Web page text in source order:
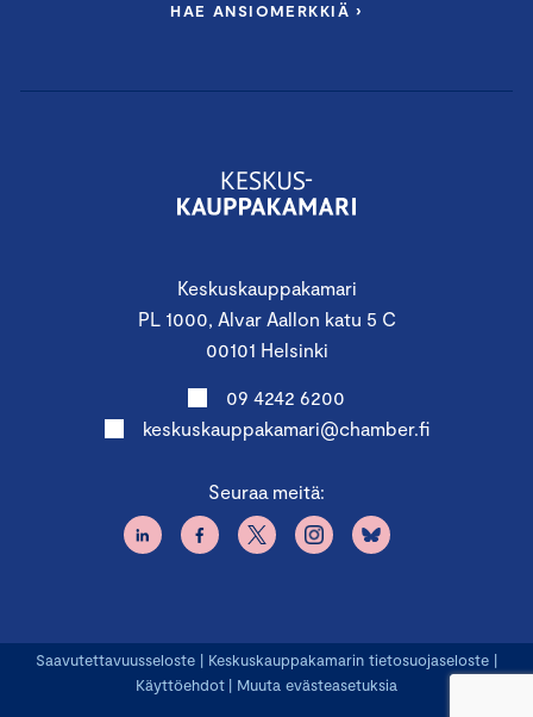
Keskuskauppakamari
PL 1000, Alvar Aallon katu 5 C
00101 Helsinki
09 4242 6200
keskuskauppakamari@chamber.fi
Seuraa meitä:
HAE ANSIOMERKKIÄ ›
Saavutettavuusseloste | Keskuskauppakamarin tietosuojaseloste |
Käyttöehdot | Muuta evästeasetuksia